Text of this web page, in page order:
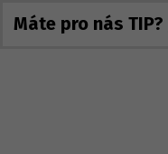
Máte pro nás TIP?